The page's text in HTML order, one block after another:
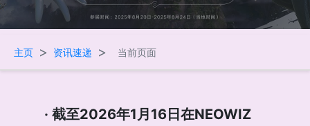
主页 > 资讯速递 > 当前页面
· 截至2026年1月16日在NEOWIZ